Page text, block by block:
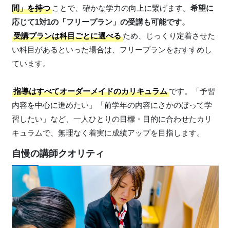
間」を持つことで、確かな学力の向上に繋げます。 希望に
応じて1対1の「フリープラン」の受講も可能です。
受講プランは科目ごとに選べるため、じっくり定着させた
い科目があるといった場合は、フリープランをおすすめし
ています。
指導はすべてオーダーメイドのカリキュラムです。「予習
内容を中心に進めたい」「前学年の内容にさかのぼって学
習したい」など、一人ひとりの目標・目的に合わせたカリ
キュラムで、無理なく着実に成績アップを目指します。
自慢の講師クオリティ